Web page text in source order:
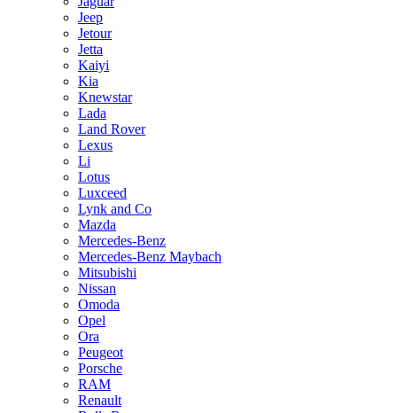
Jeep
Jetour
Jetta
Kaiyi
Kia
Knewstar
Lada
Land Rover
Lexus
Li
Lotus
Luxceed
Lynk and Co
Mazda
Mercedes-Benz
Mercedes-Benz Maybach
Mitsubishi
Nissan
Omoda
Opel
Ora
Peugeot
Porsche
RAM
Renault